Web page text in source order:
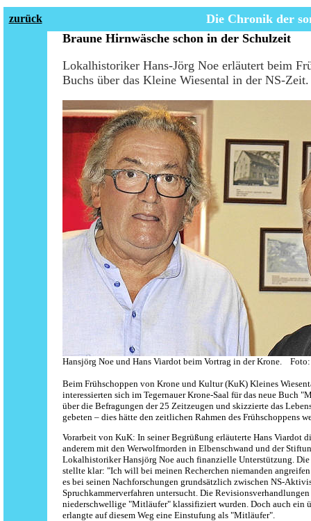
zurück Die Chronik der
Braune Hirnwäsche schon in der Schulzeit
Lokalhistoriker Hans-Jörg Noe erläutert beim
Buchs über das Kleine Wiesental in der NS-Zeit.
Hansjörg Noe und Hans Viardot beim Vortrag in der Krone.
Beim Frühschoppen von Krone und Kultur (KuK) Kleines
interessierten sich im Tegernauer Krone-Saal für das neue Buch
über die Befragungen der 25 Zeitzeugen und skizzierte das
gebeten – dies hätte den zeitlichen Rahmen des Frühschoppens
Vorarbeit von KuK: In seiner Begrüßung erläuterte Hans Viardot
anderem mit den Werwolfmorden in Elbenschwand und der
Lokalhistoriker Hansjörg Noe auch finanzielle Unterstützung.
stellte klar: "Ich will bei meinen Recherchen niemanden
es bei seinen Nachforschungen grundsätzlich zwischen NS-
Spruchkammerverfahren untersucht. Die
niederschwellige "Mitläufer" klassifiziert wurden. Doch auch ein
erlangte auf diesem Weg eine Einstufung als "Mitläufer".